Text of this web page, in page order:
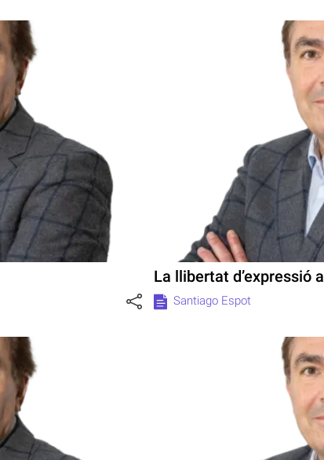
La llibertat d’expressió
Santiago Espot